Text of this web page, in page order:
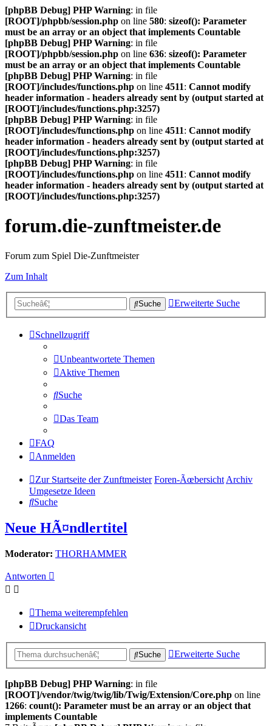
[phpBB Debug] PHP Warning: in file
[ROOT]/phpbb/session.php on line 580: sizeof(): Parameter
must be an array or an object that implements Countable
[phpBB Debug] PHP Warning: in file
[ROOT]/phpbb/session.php on line 636: sizeof(): Parameter
must be an array or an object that implements Countable
[phpBB Debug] PHP Warning: in file
[ROOT]/includes/functions.php on line 4511: Cannot modify
header information - headers already sent by (output started at
[ROOT]/includes/functions.php:3257)
[phpBB Debug] PHP Warning: in file
[ROOT]/includes/functions.php on line 4511: Cannot modify
header information - headers already sent by (output started at
[ROOT]/includes/functions.php:3257)
[phpBB Debug] PHP Warning: in file
[ROOT]/includes/functions.php on line 4511: Cannot modify
header information - headers already sent by (output started at
[ROOT]/includes/functions.php:3257)
forum.die-zunftmeister.de
Forum zum Spiel Die-Zunftmeister
Zum Inhalt
Suche Erweiterte Suche
Schnellzugriff
Unbeantwortete Themen
Aktive Themen
Suche
Das Team
FAQ
Anmelden
Zur Startseite der Zunftmeister Foren-ÃœbersichtArchiv
Umgesetze Ideen
Suche
Neue HÃ¤ndlertitel
Moderator: THORHAMMER
Antworten
Thema weiterempfehlen
Druckansicht
Suche Erweiterte Suche
[phpBB Debug] PHP Warning: in file
[ROOT]/vendor/twig/twig/lib/Twig/Extension/Core.php on line
1266: count(): Parameter must be an array or an object that
implements Countable